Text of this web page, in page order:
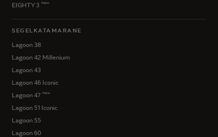
EIGHTY 3 New
SEGELKATAMARANE
Lagoon 38
Lagoon 42 Millenium
Lagoon 43
Lagoon 46 Iconic
Lagoon 47 New
Lagoon 51 Iconic
Lagoon 55
Lagoon 60